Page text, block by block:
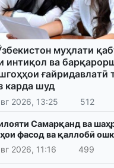
муҳлати
интиқол ва
ғайридавлатӣ
карда шуд
2026, 13:25 512
Самарқанд ва
фасод ва қаллобӣ
2026, 11:16
499